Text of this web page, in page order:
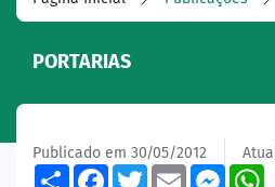
PORTARIAS
Publicado em 30/05/2012
ShareFacebook
TwitterEmail